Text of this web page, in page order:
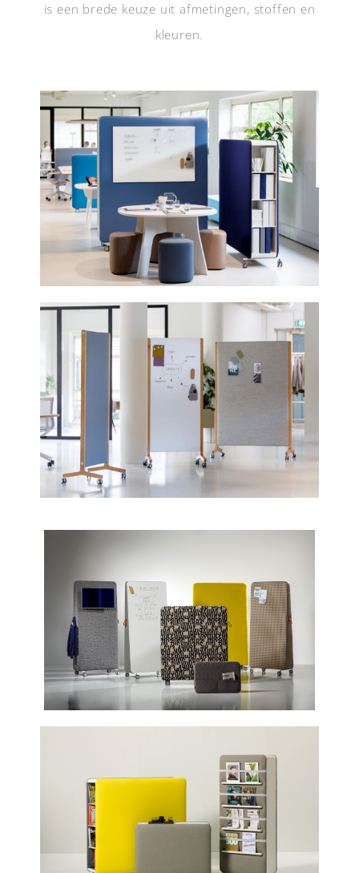
is een brede keuze uit afmetingen, stoffen en
kleuren.